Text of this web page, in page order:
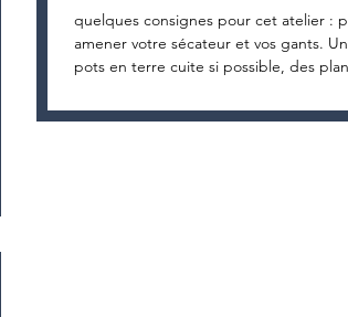
quelques consignes pour cet atelier :
amener votre sécateur et vos gants.
pots en terre cuite si possible, des